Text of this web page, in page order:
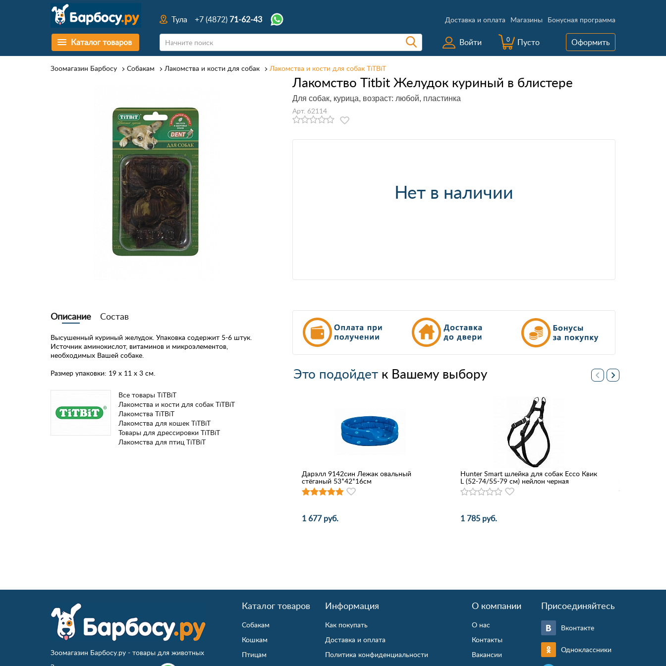
Тула +7 (4872) 71-62-43 Доставка и оплата Магазины Бонусная программа
Каталог товаров Войти 0 Пусто Оформить
Зоомагазин Барбосу Собакам Лакомства и кости для собак Лакомства и кости для собак TiTBiT
Лакомство Titbit Желудок куриный в блистере
Для собак, курица, возраст: любой, пластинка
Арт. 62114
Нет в наличии
Описание Состав
Высушенный куриный желудок. Упаковка содержит 5-6 штук.
Источник аминокислот, витаминов и микроэлементов,
необходимых Вашей собаке.
Размер упаковки: 19 х 11 х 3 см.
Все товары TiTBiT
Лакомства и кости для собак TiTBiT
Лакомства TiTBiT
Лакомства для кошек TiTBiT
Товары для дрессировки TiTBiT
Лакомства для птиц TiTBiT
Это подойдетк Вашему выбору
Дарэлл 9142син Лежак овальный
стёганый 53*42*16см
1 677 руб.
Hunter Smart шлейка для собак Ecco Квик
L (52-74/55-79 см) нейлон черная
1 785 руб.
Зоомагазин Барбосу.ру - товары для животных
Каталог товаров
Собакам
Кошкам
Птицам
Информация
Как покупать
Доставка и оплата
Политика конфиденциальности
О компании
О нас
Контакты
Вакансии
Присоединяйтесь
Вконтакте
Одноклассники